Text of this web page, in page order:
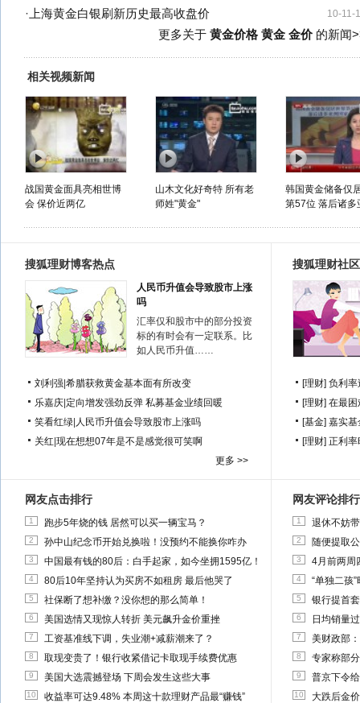
10-11-
· 上海黄金白银刷新历史最高收盘价
更多关于 黄金价格 黄金 金价的新闻
相关视频新闻
战国黄金面具亮相世博
会 保价近两亿
山木文化好奇特 所有老
师姓"黄金"
韩国黄金储备仅
第57位 落后诸多
搜狐理财博客热点
人民币升值会导致股市上涨
吗
汇率仅和股市中的部分投资
标的有时会有一定联系。比
如人民币升值……
刘利强 希腊获救黄金基本面有所改变
乐嘉庆 定向增发强劲反弹 私募基金业绩回暖
笑看红绿 人民币升值会导致股市上涨吗
关红 现在想想07年是不是感觉很可笑啊
更多 >>
搜狐理财社
[理财] 负利率
[理财] 在最困
[基金] 嘉实基
[理财] 正利率
网友点击排行
1 跑步5年烧的钱 居然可以买一辆宝马？
2 孙中山纪念币开始兑换啦！没预约不能换你咋办
3 中国最有钱的80后：白手起家，如今坐拥1595亿！
4 80后10年坚持认为买房不如租房 最后他哭了
5 社保断了想补缴？没你想的那么简单！
6 美国选情又现惊人转折 美元飙升金价重挫
7 工资基准线下调，失业潮+减薪潮来了？
8 取现变贵了！银行收紧借记卡取现手续费优惠
9 美国大选震撼登场 下周会发生这些大事
10 收益率可达9.48% 本周这十款理财产品最“赚钱”
网友评论排行
1 退休不妨
2 随便提取
3 4月前两周
4 “单独二孩
5 银行提首
6 日均销量
7 美财政部
8 专家称部
9 普京下令
10 大跌后金